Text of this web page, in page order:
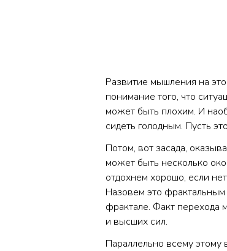
Развитие мышления на
понимание того, что
может быть плохим. И
сидеть голодным. Пусть
Потом, вот засада,
может быть несколько
отдохнем хорошо, если
Назовем это фрактальным
фрактале. Факт перехода
и высших сил.
Параллельно всему